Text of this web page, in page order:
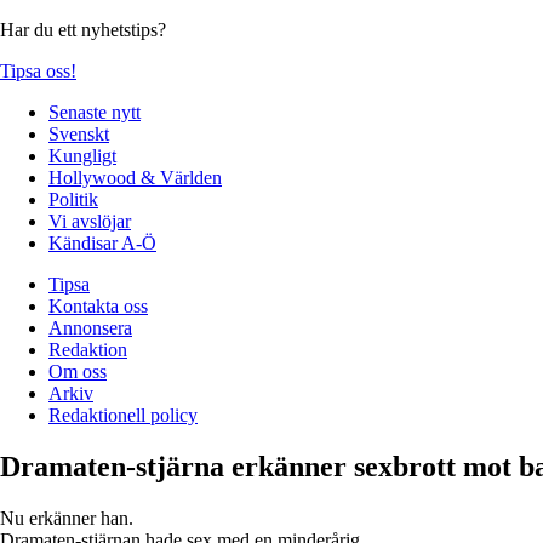
Har du ett nyhetstips?
Tipsa oss!
Senaste nytt
Svenskt
Kungligt
Hollywood & Världen
Politik
Vi avslöjar
Kändisar A-Ö
Tipsa
Kontakta oss
Annonsera
Redaktion
Om oss
Arkiv
Redaktionell policy
Dramaten-stjärna erkänner sexbrott mot
Nu erkänner han.